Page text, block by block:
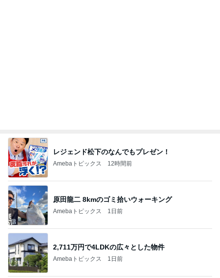
肩代わり出来ない小さな地震の噂